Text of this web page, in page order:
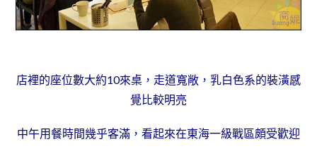
店裡的座位數大約10來桌，走道寬敞，乳白色系的裝潢感
覺比較明亮
中午用餐時間幾乎客滿，看起來在東海一級戰區頗受歡迎